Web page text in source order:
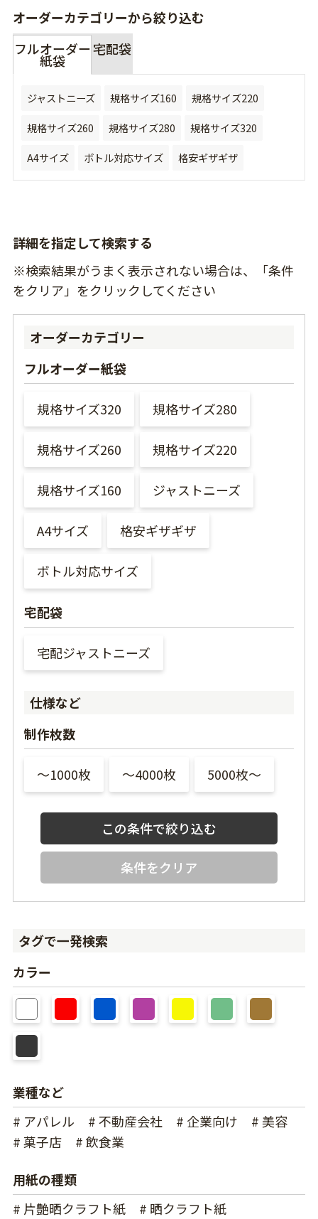
オーダーカテゴリーから絞り込む
フルオーダー
紙袋
宅配袋
ジャストニーズ 規格サイズ160
規格サイズ220
規格サイズ260
規格サイズ280
規格サイズ320
A4サイズ
ボトル対応サイズ 格安ギザギザ
詳細を指定して検索する
※検索結果がうまく表示されない場合は、「条件
をクリア」をクリックしてください
オーダーカテゴリー
フルオーダー紙袋
規格サイズ320 規格サイズ280
規格サイズ260 規格サイズ220
規格サイズ160 ジャストニーズ
A4サイズ 格安ギザギザ
ボトル対応サイズ
宅配袋
宅配ジャストニーズ
仕様など
制作枚数
〜1000枚 〜4000枚 5000枚〜
条件をクリア
タグで一発検索
カラー
業種など
# アパレル
# 不動産会社 # 企業向け
# 美容
# 菓子店
# 飲食業
用紙の種類
# 片艶晒クラフト紙
# 晒クラフト紙